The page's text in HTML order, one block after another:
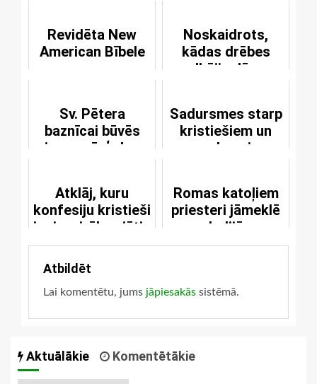
Revidēta New
American Bībele
Noskaidrots,
kādas drēbes
valkājis Jēzus
Sv. Pētera
baznīcai būvēs
jaunas ērģeļes
Sadursmes starp
kristiešiem un
musulmaņiem
Atklāj, kuru
konfesiju kristieši
ir visvairāk vajātie
Romas katoļiem
priesteri jāmeklē
Indijā
Atbildēt
Lai komentētu, jums jāpiesakās sistēmā.
Aktuālākie Komentētākie